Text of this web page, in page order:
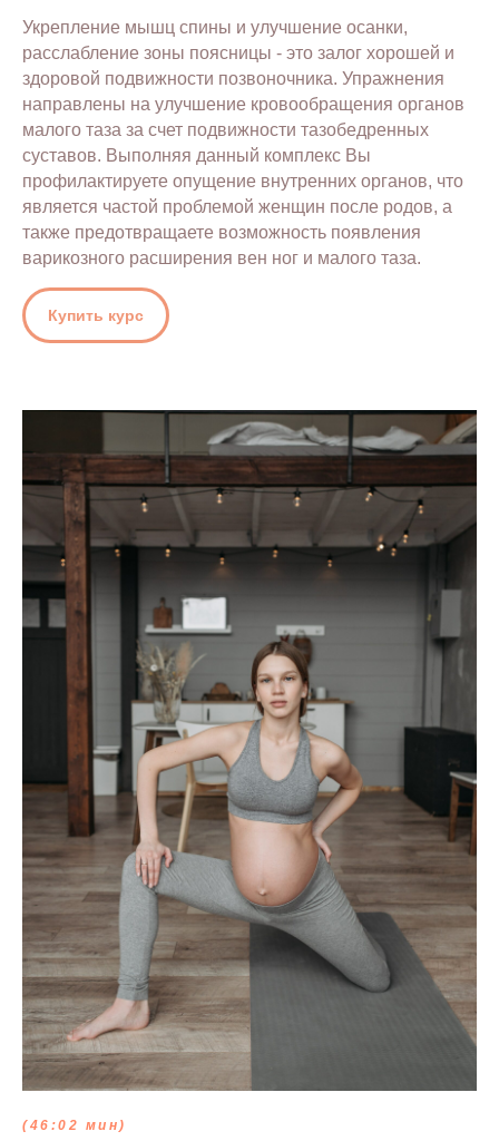
Укрепление мышц спины и улучшение осанки,
расслабление зоны поясницы - это залог хорошей и
здоровой подвижности позвоночника. Упражнения
направлены на улучшение кровообращения органов
малого таза за счет подвижности тазобедренных
суставов. Выполняя данный комплекс Вы
профилактируете опущение внутренних органов, что
является частой проблемой женщин после родов, а
также предотвращаете возможность появления
варикозного расширения вен ног и малого таза.
Купить курс
(46:02 мин)